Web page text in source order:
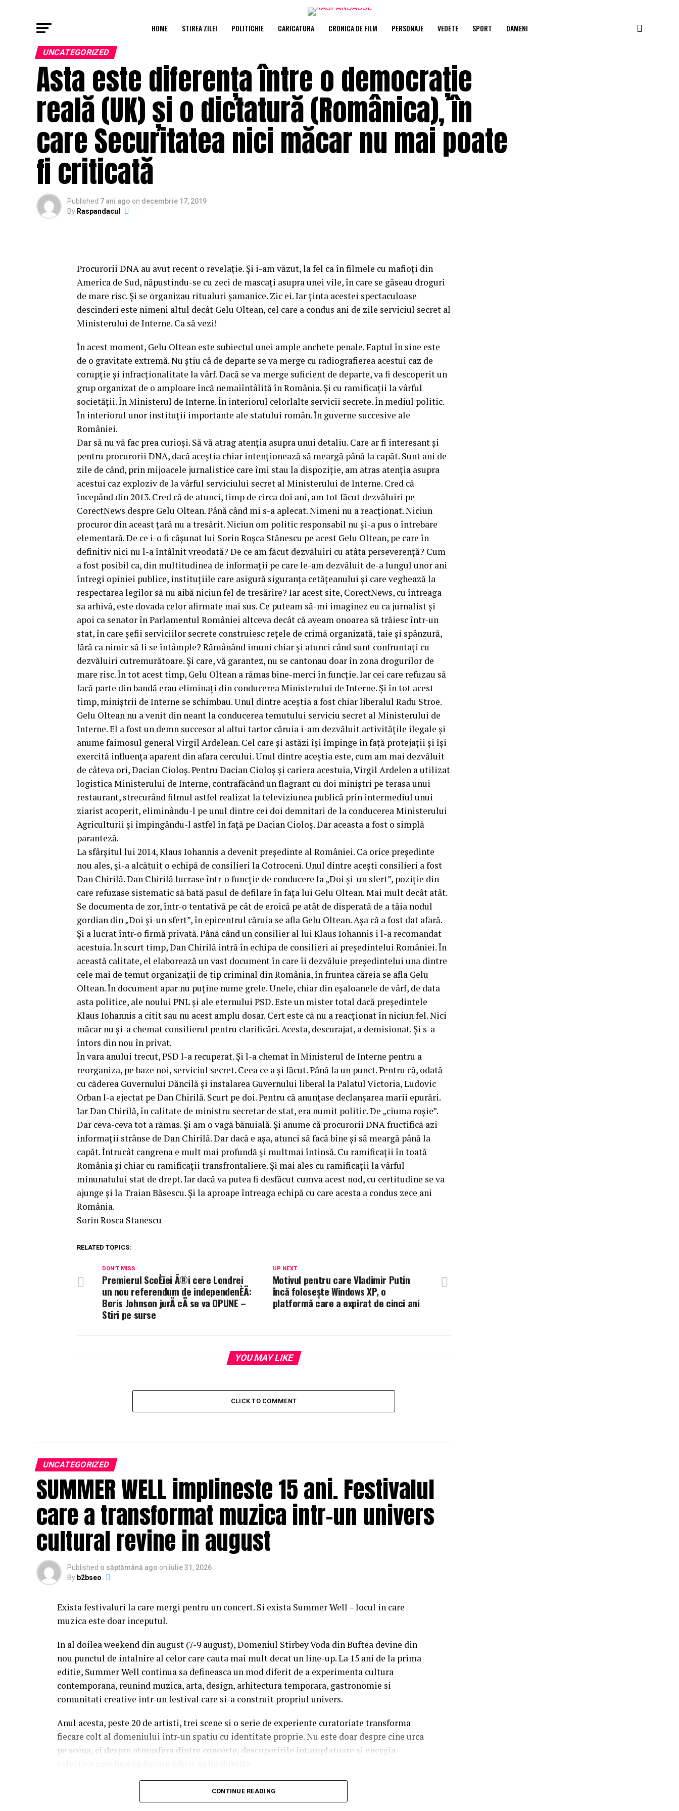
HOME STIREA ZILEI POLITICHIE CARICATURA CRONICA DE FILM PERSONAJE VEDETE SPORT OAMENI
UNCATEGORIZED
Asta este diferența între o democrație
reală (UK) și o dictatură (Românica), în
care Securitatea nici măcar nu mai poate
fi criticată
Published 7 ani ago on decembrie 17, 2019
By Raspandacul
Procurorii DNA au avut recent o revelație. Și i-am văzut, la fel ca în filmele cu mafioți din
America de Sud, năpustindu-se cu zeci de mascați asupra unei vile, în care se găseau droguri
de mare risc. Și se organizau ritualuri șamanice. Zic ei. Iar ținta acestei spectaculoase
descinderi este nimeni altul decât Gelu Oltean, cel care a condus ani de zile serviciul secret al
Ministerului de Interne. Ca să vezi!
În acest moment, Gelu Oltean este subiectul unei ample anchete penale. Faptul în sine este
de o gravitate extremă. Nu știu câ de departe se va merge cu radiografierea acestui caz de
corupție și infracționalitate la vârf. Dacă se va merge suficient de departe, va fi descoperit un
grup organizat de o amploare încă nemaiîntâlită în România. Și cu ramificații la vârful
societății. În Ministerul de Interne. În interiorul celorlalte servicii secrete. În mediul politic.
În interiorul unor instituții importante ale statului român. În guverne succesive ale
României.
Dar să nu vă fac prea curioși. Să vă atrag atenția asupra unui detaliu. Care ar fi interesant și
pentru procurorii DNA, dacă aceștia chiar intenționează să meargă până la capăt. Sunt ani de
zile de când, prin mijoacele jurnalistice care îmi stau la dispoziție, am atras atenția asupra
acestui caz exploziv de la vârful serviciului secret al Ministerului de Interne. Cred că
începând din 2013. Cred că de atunci, timp de circa doi ani, am tot făcut dezvăluiri pe
CorectNews despre Gelu Oltean. Până când mi s-a aplecat. Nimeni nu a reacționat. Niciun
procuror din aceast țară nu a tresărit. Niciun om politic responsabil nu și-a pus o întrebare
elementară. De ce i-o fi cășunat lui Sorin Roșca Stănescu pe acest Gelu Oltean, pe care în
definitiv nici nu l-a întâlnit vreodată? De ce am făcut dezvăluiri cu atâta perseverență? Cum
a fost posibil ca, din multitudinea de informații pe care le-am dezvăluit de-a lungul unor ani
întregi opiniei publice, instituțiile care asigură siguranța cetățeanului și care veghează la
respectarea legilor să nu aibă niciun fel de tresărire? Iar acest site, CorectNews, cu întreaga
sa arhivă, este dovada celor afirmate mai sus. Ce puteam să-mi imaginez eu ca jurnalist și
apoi ca senator în Parlamentul României altceva decât că aveam onoarea să trăiesc într-un
stat, în care șefii serviciilor secrete construiesc rețele de crimă organizată, taie și spânzură,
fără ca nimic să li se întâmple? Rămânând imuni chiar și atunci când sunt confruntați cu
dezvăluiri cutremurătoare. Și care, vă garantez, nu se cantonau doar în zona drogurilor de
mare risc. În tot acest timp, Gelu Oltean a rămas bine-merci în funcție. Iar cei care refuzau să
facă parte din bandă erau eliminați din conducerea Ministerului de Interne. Și în tot acest
timp, miniștrii de Interne se schimbau. Unul dintre aceștia a fost chiar liberalul Radu Stroe.
Gelu Oltean nu a venit din neant la conducerea temutului serviciu secret al Ministerului de
Interne. El a fost un demn succesor al altui tartor căruia i-am dezvăluit activitățile ilegale și
anume faimosul general Virgil Ardelean. Cel care și astăzi își împinge în față protejații și își
exercită influența aparent din afara cercului. Unul dintre aceștia este, cum am mai dezvăluit
de câteva ori, Dacian Cioloș. Pentru Dacian Cioloș și cariera acestuia, Virgil Ardelen a utilizat
logistica Ministerului de Interne, contrafăcând un flagrant cu doi miniștri pe terasa unui
restaurant, strecurând filmul astfel realizat la televiziunea publică prin intermediul unui
ziarist acoperit, eliminându-l pe unul dintre cei doi demnitari de la conducerea Ministerului
Agriculturii și împingându-l astfel în față pe Dacian Cioloș. Dar aceasta a fost o simplă
paranteză.
La sfârșitul lui 2014, Klaus Iohannis a devenit președinte al României. Ca orice președinte
nou ales, și-a alcătuit o echipă de consilieri la Cotroceni. Unul dintre acești consilieri a fost
Dan Chirilă. Dan Chirilă lucrase într-o funcție de conducere la „Doi și-un sfert”, poziție din
care refuzase sistematic să bată pasul de defilare în fața lui Gelu Oltean. Mai mult decât atât.
Se documenta de zor, într-o tentativă pe cât de eroică pe atât de disperată de a tăia nodul
gordian din „Doi și-un sfert”, în epicentrul căruia se afla Gelu Oltean. Așa că a fost dat afară.
Și a lucrat într-o firmă privată. Până când un consilier al lui Klaus Iohannis i l-a recomandat
acestuia. În scurt timp, Dan Chirilă intră în echipa de consilieri ai președintelui României. În
această calitate, el elaborează un vast document în care îi dezvăluie președintelui una dintre
cele mai de temut organizații de tip criminal din România, în fruntea căreia se afla Gelu
Oltean. În document apar nu puține nume grele. Unele, chiar din eșaloanele de vârf, de data
asta politice, ale noului PNL și ale eternului PSD. Este un mister total dacă președintele
Klaus Iohannis a citit sau nu acest amplu dosar. Cert este că nu a reacționat în niciun fel. Nici
măcar nu și-a chemat consilierul pentru clarificări. Acesta, descurajat, a demisionat. Și s-a
întors din nou în privat.
În vara anului trecut, PSD l-a recuperat. Și l-a chemat în Ministerul de Interne pentru a
reorganiza, pe baze noi, serviciul secret. Ceea ce a și făcut. Până la un punct. Pentru că, odată
cu căderea Guvernului Dăncilă și instalarea Guvernului liberal la Palatul Victoria, Ludovic
Orban l-a ejectat pe Dan Chirilă. Scurt pe doi. Pentru că anunțase declanșarea marii epurări.
Iar Dan Chirilă, în calitate de ministru secretar de stat, era numit politic. De „ciuma roșie”.
Dar ceva-ceva tot a rămas. Și am o vagă bănuială. Și anume că procurorii DNA fructifică azi
informații strânse de Dan Chirilă. Dar dacă e așa, atunci să facă bine și să meargă până la
capăt. Întrucât cangrena e mult mai profundă și multmai întinsă. Cu ramificații în toată
România și chiar cu ramificații transfrontaliere. Și mai ales cu ramificații la vârful
minunatului stat de drept. Iar dacă va putea fi desfăcut cumva acest nod, cu certitudine se va
ajunge și la Traian Băsescu. Și la aproape întreaga echipă cu care acesta a condus zece ani
România.
Sorin Rosca Stanescu
RELATED TOPICS:
UP NEXT
Motivul pentru care Vladimir Putin
încă foloseşte Windows XP, o
platformă care a expirat de cinci ani
DON'T MISS
Premierul ScoÈiei Ã®i cere Londrei
un nou referendum de independenÈÄ:
Boris Johnson jurÄ cÄ se va OPUNE –
Stiri pe surse
YOU MAY LIKE
CLICK TO COMMENT
UNCATEGORIZED
SUMMER WELL implineste 15 ani. Festivalul
care a transformat muzica intr-un univers
cultural revine in august
Published o săptămână ago on iulie 31, 2026
By b2bseo
Exista festivaluri la care mergi pentru un concert. Si exista Summer Well – locul in care
muzica este doar inceputul.
In al doilea weekend din august (7-9 august), Domeniul Stirbey Voda din Buftea devine din
nou punctul de intalnire al celor care cauta mai mult decat un line-up. La 15 ani de la prima
editie, Summer Well continua sa defineasca un mod diferit de a experimenta cultura
contemporana, reunind muzica, arta, design, arhitectura temporara, gastronomie si
comunitati creative intr-un festival care si-a construit propriul univers.
Anul acesta, peste 20 de artisti, trei scene si o serie de experiente curatoriate transforma
fiecare colt al domeniului intr-un spatiu cu identitate proprie. Nu este doar despre cine urca
pe scena, ci despre atmosfera dintre concerte, descoperirile intamplatoare si energia
Trei scene. Trei universuri. Un singur soundtrack al verii.
CONTINUE READING